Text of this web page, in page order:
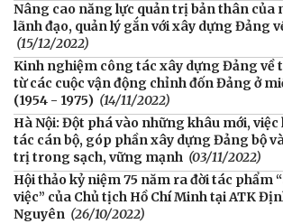
Nâng cao năng lực quản trị bản thân của
lãnh đạo, quản lý gắn với xây dựng Đảng
(15/12/2022)
Kinh nghiệm công tác xây dựng Đảng về
từ các cuộc vận động chỉnh đốn Đảng ở
(1954 - 1975) (14/11/2022)
Hà Nội: Đột phá vào những khâu mới,
tác cán bộ, góp phần xây dựng Đảng bộ
trị trong sạch, vững mạnh (03/11/2022)
Hội thảo kỷ niệm 75 năm ra đời tác phẩm
việc” của Chủ tịch Hồ Chí Minh tại ATK
Nguyên (26/10/2022)